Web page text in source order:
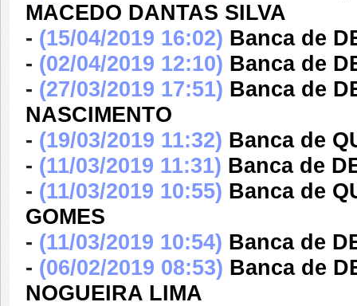
MACEDO DANTAS SILVA
- (15/04/2019 16:02) Banca de
- (02/04/2019 12:10) Banca de
- (27/03/2019 17:51) Banca de
NASCIMENTO
- (19/03/2019 11:32) Banca de
- (11/03/2019 11:31) Banca de
- (11/03/2019 10:55) Banca de
GOMES
- (11/03/2019 10:54) Banca de
- (06/02/2019 08:53) Banca de
NOGUEIRA LIMA